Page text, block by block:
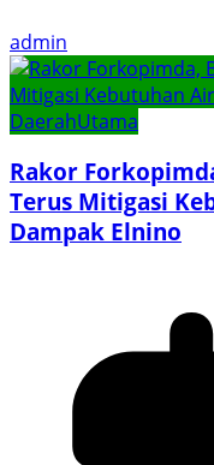
admin
DaerahUtama
Rakor
Terus Mitigasi
Dampak Elnino